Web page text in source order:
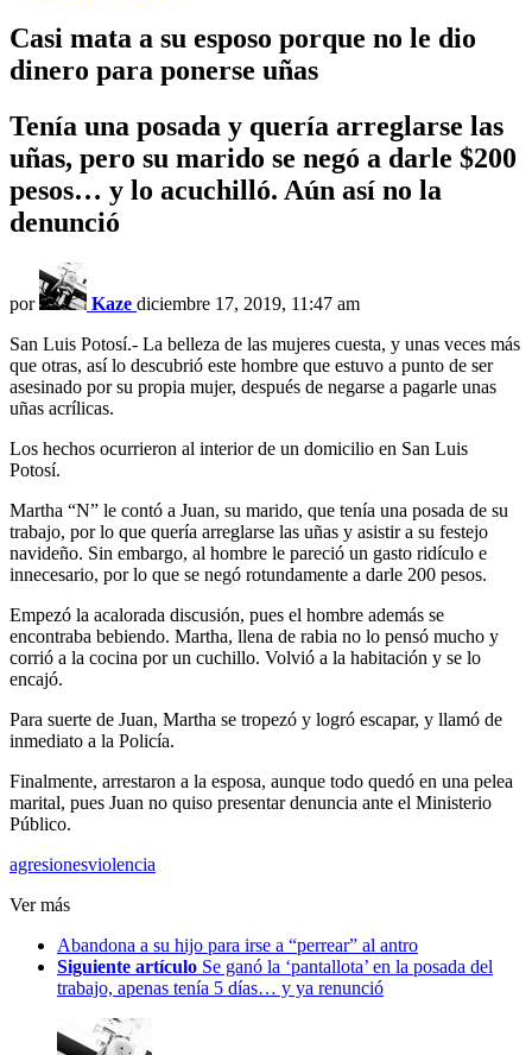
Casi mata a su esposo porque no le dio
dinero para ponerse uñas
Tenía una posada y quería arreglarse las
uñas, pero su marido se negó a darle $200
pesos… y lo acuchilló. Aún así no la
denunció
por Kaze diciembre 17, 2019, 11:47 am
San Luis Potosí.- La belleza de las mujeres cuesta, y unas veces más
que otras, así lo descubrió este hombre que estuvo a punto de ser
asesinado por su propia mujer, después de negarse a pagarle unas
uñas acrílicas.
Los hechos ocurrieron al interior de un domicilio en San Luis
Potosí.
Martha “N” le contó a Juan, su marido, que tenía una posada de su
trabajo, por lo que quería arreglarse las uñas y asistir a su festejo
navideño. Sin embargo, al hombre le pareció un gasto ridículo e
innecesario, por lo que se negó rotundamente a darle 200 pesos.
Empezó la acalorada discusión, pues el hombre además se
encontraba bebiendo. Martha, llena de rabia no lo pensó mucho y
corrió a la cocina por un cuchillo. Volvió a la habitación y se lo
encajó.
Para suerte de Juan, Martha se tropezó y logró escapar, y llamó de
inmediato a la Policía.
Finalmente, arrestaron a la esposa, aunque todo quedó en una pelea
marital, pues Juan no quiso presentar denuncia ante el Ministerio
Público.
agresionesviolencia
Ver más
Abandona a su hijo para irse a “perrear” al antro
Siguiente artículo Se ganó la ‘pantallota’ en la posada del
trabajo, apenas tenía 5 días… y ya renunció